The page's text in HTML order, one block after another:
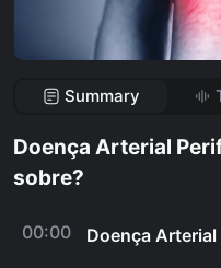
Summary
Doença Arterial
sobre?
00:00
Doença